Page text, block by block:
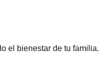
el bienestar de tu familia.